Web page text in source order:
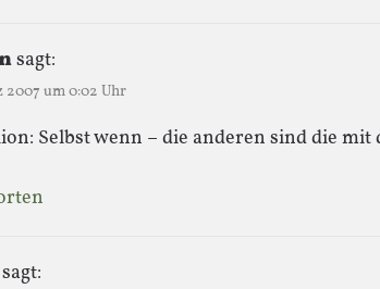
sagt:
2007 um 0:02 Uhr
Selbst wenn – die anderen sind die mit
sagt: